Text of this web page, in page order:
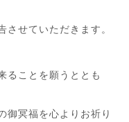
せていただきます。
ることを願うととも
御冥福を心よりお祈り